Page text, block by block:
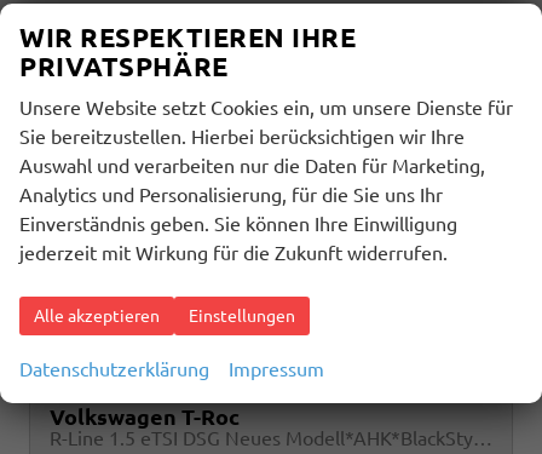
Volkswagen T-Roc
R-Line 1.5 eTSI DSG Neues Modell*AHK*BlackStyle*Matrix*19"*Android Auto*EasyOpen*SHZ*Kamera*ParkAsstPro*ACC*Keyless
WIR RESPEKTIEREN IHRE
PRIVATSPHÄRE
Unsere Website setzt Cookies ein, um unsere Dienste für
Sie bereitzustellen. Hierbei berücksichtigen wir Ihre
Auswahl und verarbeiten nur die Daten für Marketing,
Analytics und Personalisierung, für die Sie uns Ihr
Einverständnis geben. Sie können Ihre Einwilligung
jederzeit mit Wirkung für die Zukunft widerrufen.
Alle akzeptieren Einstellungen
Datenschutzerklärung Impressum